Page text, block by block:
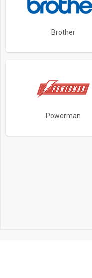
Brother
Powerman